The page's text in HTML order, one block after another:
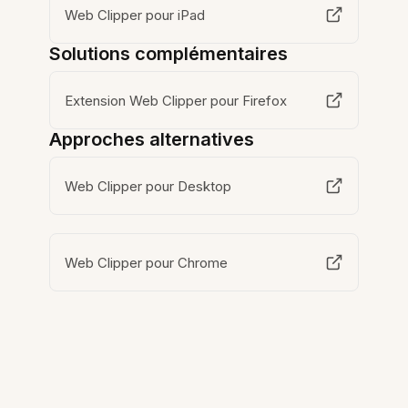
Web Clipper pour iPad
Solutions complémentaires
Extension Web Clipper pour Firefox
Approches alternatives
Web Clipper pour Desktop
Web Clipper pour Chrome